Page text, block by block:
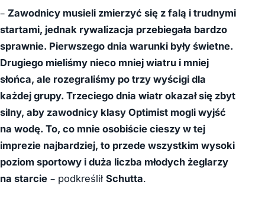
– Zawodnicy musieli zmierzyć się z falą i trudnymi
startami, jednak rywalizacja przebiegała bardzo
sprawnie. Pierwszego dnia warunki były świetne.
Drugiego mieliśmy nieco mniej wiatru i mniej
słońca, ale rozegraliśmy po trzy wyścigi dla
każdej grupy. Trzeciego dnia wiatr okazał się zbyt
silny, aby zawodnicy klasy Optimist mogli wyjść
na wodę. To, co mnie osobiście cieszy w tej
imprezie najbardziej, to przede wszystkim wysoki
poziom sportowy i duża liczba młodych żeglarzy
na starcie – podkreślił Schutta.